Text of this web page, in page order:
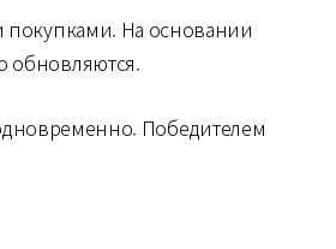
покупками. На основании
обновляются.
Победителем